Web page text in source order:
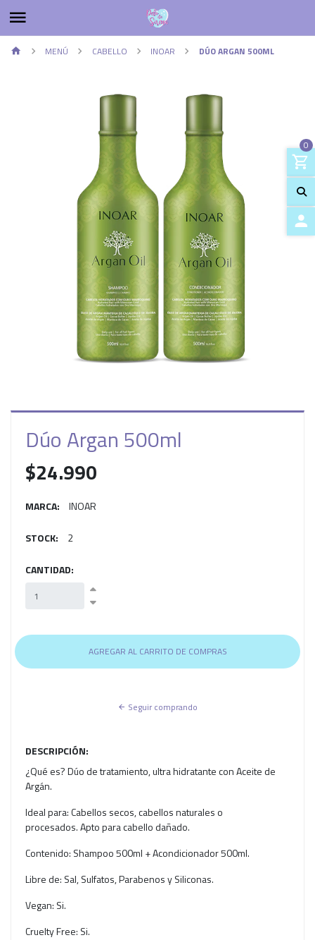
0
MENÚ CABELLO INOAR DÚO ARGAN 500ML
Dúo Argan 500ml
$24.990
MARCA: INOAR
STOCK: 2
CANTIDAD:
Seguir comprando
DESCRIPCIÓN:
¿Qué es? Dúo de tratamiento, ultra hidratante con Aceite de
Argán.
Ideal para: Cabellos secos, cabellos naturales o
procesados. Apto para cabello dañado.
Contenido: Shampoo 500ml + Acondicionador 500ml.
Libre de: Sal, Sulfatos, Parabenos y Siliconas.
Vegan: Si.
Cruelty Free: Si.